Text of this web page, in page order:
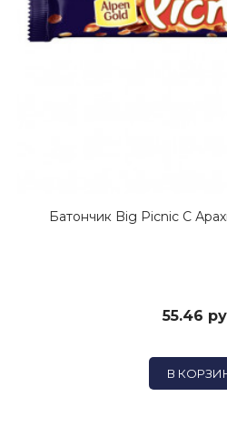
Батончик Big Picnic С
55.46
В